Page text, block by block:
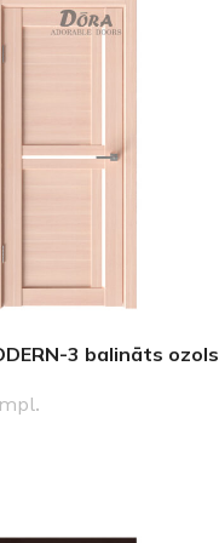
3 balināts ozols